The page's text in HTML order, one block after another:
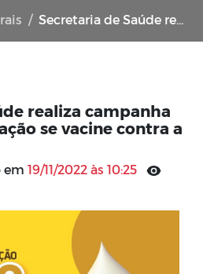
Secretaria de Saúde realiza campanha para que a população se vacine contra a Febre Amarela
realiza campanha
se vacine contra a
em 19/11/2022 às 10:25